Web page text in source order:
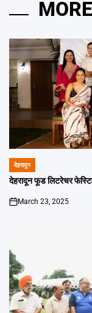
POSTED
IN
देहरादून
देहरादून फूड लिटरेचर
on
March 23, 2025